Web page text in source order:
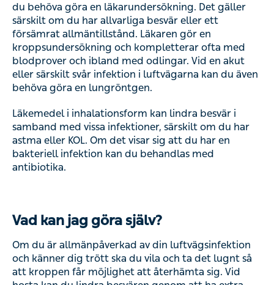
du behöva göra en läkarundersökning. Det gäller
särskilt om du har allvarliga besvär eller ett
försämrat allmäntillstånd. Läkaren gör en
kroppsundersökning och kompletterar ofta med
blodprover och ibland med odlingar. Vid en akut
eller särskilt svår infektion i luftvägarna kan du även
behöva göra en lungröntgen.
Läkemedel i inhalationsform kan lindra besvär i
samband med vissa infektioner, särskilt om du har
astma eller KOL. Om det visar sig att du har en
bakteriell infektion kan du behandlas med
antibiotika.
Vad kan jag göra själv?
Om du är allmänpåverkad av din luftvägsinfektion
och känner dig trött ska du vila och ta det lugnt så
att kroppen får möjlighet att återhämta sig. Vid